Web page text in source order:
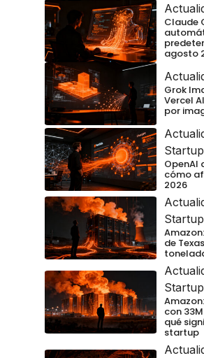
Claude
agosto
Grok
Vercel
por
OpenAI
cómo
2026
de
con
qué
startup